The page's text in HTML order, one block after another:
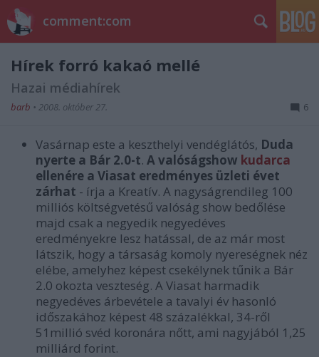
comment:com
Hírek forró kakaó mellé
Hazai médiahírek
barb • 2008. október 27. 6
Vasárnap este a keszthelyi vendéglátós, Duda
nyerte a Bár 2.0-t. A valóságshow kudarca
ellenére a Viasat eredményes üzleti évet
zárhat - írja a Kreatív. A nagyságrendileg 100
milliós költségvetésű valóság show bedőlése
majd csak a negyedik negyedéves
eredményekre lesz hatással, de az már most
látszik, hogy a társaság komoly nyereségnek néz
elébe, amelyhez képest csekélynek tűnik a Bár
2.0 okozta veszteség. A Viasat harmadik
negyedéves árbevétele a tavalyi év hasonló
időszakához képest 48 százalékkal, 34-ről
51millió svéd koronára nőtt, ami nagyjából 1,25
milliárd forint.